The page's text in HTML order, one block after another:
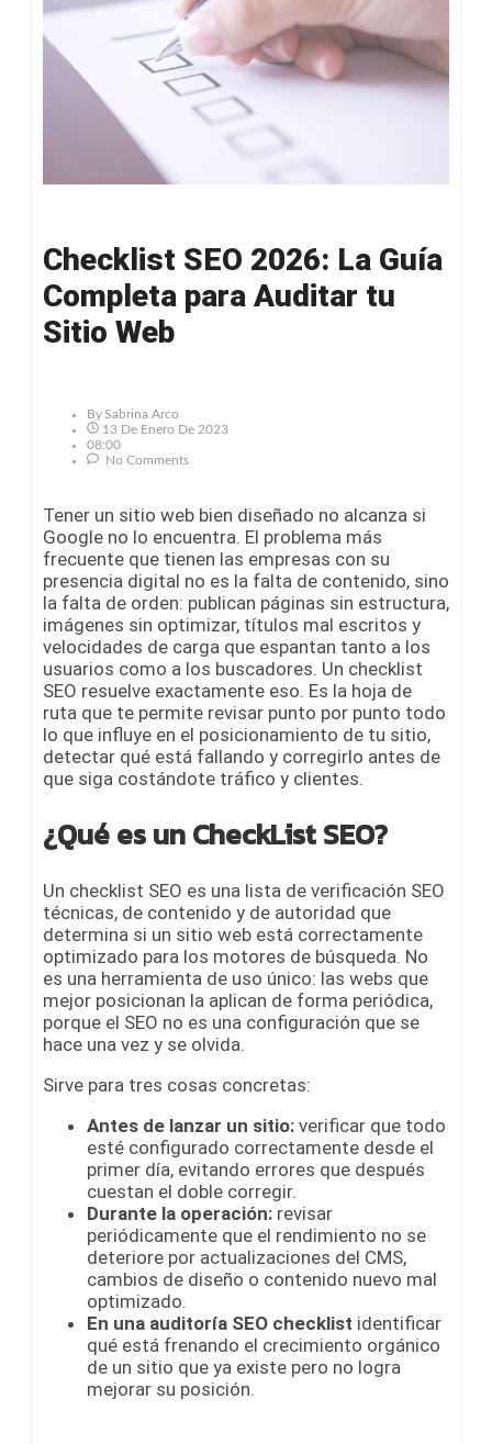
Checklist SEO 2026: La Guía
Completa para Auditar tu
Sitio Web
By Sabrina Arco
13 De Enero De 2023
08:00
No Comments
Tener un sitio web bien diseñado no alcanza si
Google no lo encuentra. El problema más
frecuente que tienen las empresas con su
presencia digital no es la falta de contenido, sino
la falta de orden: publican páginas sin estructura,
imágenes sin optimizar, títulos mal escritos y
velocidades de carga que espantan tanto a los
usuarios como a los buscadores. Un checklist
SEO resuelve exactamente eso. Es la hoja de
ruta que te permite revisar punto por punto todo
lo que influye en el posicionamiento de tu sitio,
detectar qué está fallando y corregirlo antes de
que siga costándote tráfico y clientes.
¿Qué es un CheckList SEO?
Un checklist SEO es una lista de verificación SEO
técnicas, de contenido y de autoridad que
determina si un sitio web está correctamente
optimizado para los motores de búsqueda. No
es una herramienta de uso único: las webs que
mejor posicionan la aplican de forma periódica,
porque el SEO no es una configuración que se
hace una vez y se olvida.
Sirve para tres cosas concretas:
Antes de lanzar un sitio: verificar que todo
esté configurado correctamente desde el
primer día, evitando errores que después
cuestan el doble corregir.
Durante la operación: revisar
periódicamente que el rendimiento no se
deteriore por actualizaciones del CMS,
cambios de diseño o contenido nuevo mal
optimizado.
En una auditoría SEO checklist identificar
qué está frenando el crecimiento orgánico
de un sitio que ya existe pero no logra
mejorar su posición.